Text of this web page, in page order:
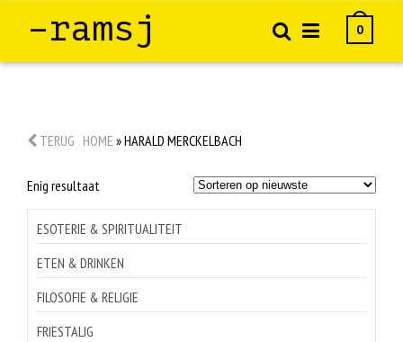
–ramsj 0
TERUG HOME »HARALD MERCKELBACH
Enig resultaat
ESOTERIE & SPIRITUALITEIT
ETEN & DRINKEN
FILOSOFIE & RELIGIE
FRIESTALIG